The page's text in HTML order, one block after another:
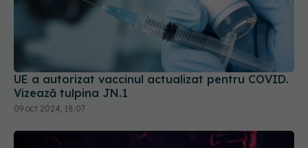
UE a autorizat vaccinul actualizat pentru COVID.
Vizează tulpina JN.1